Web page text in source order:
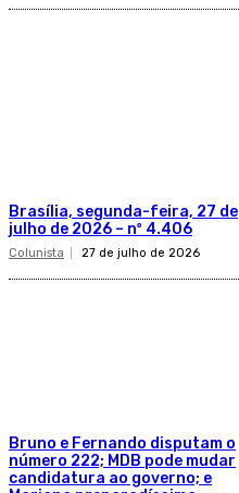
Brasília, segunda-feira, 27 de
julho de 2026 – nº 4.406
Colunista 27 de julho de 2026
Bruno e Fernando disputam o
número 222; MDB pode mudar
candidatura ao governo; e